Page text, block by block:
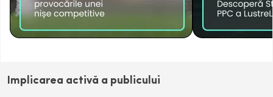
Implicarea activă a publicului